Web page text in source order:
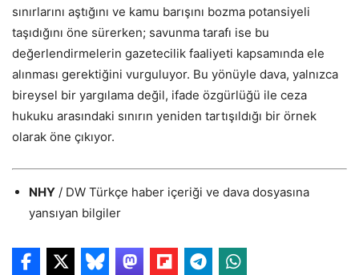
sınırlarını aştığını ve kamu barışını bozma potansiyeli
taşıdığını öne sürerken; savunma tarafı ise bu
değerlendirmelerin gazetecilik faaliyeti kapsamında ele
alınması gerektiğini vurguluyor. Bu yönüyle dava, yalnızca
bireysel bir yargılama değil, ifade özgürlüğü ile ceza
hukuku arasındaki sınırın yeniden tartışıldığı bir örnek
olarak öne çıkıyor.
NHY / DW Türkçe haber içeriği ve dava dosyasına
yansıyan bilgiler